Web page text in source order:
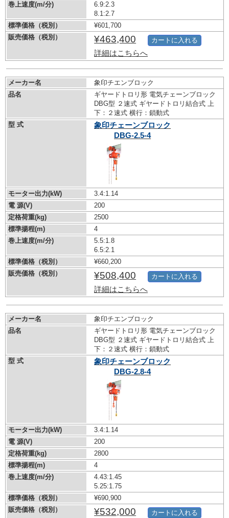
巻上速度(m/分)
6.9:2.3
8.1:2.7
標準価格（税別）
¥601,700
販売価格（税別）
¥463,400
詳細はこちらへ
カートに入れる
メーカー名
象印チエンブロック
品名
ギヤードトロリ形 電気チェーンブロック
DBG型 ２速式 ギヤードトロリ結合式 上
下：２速式 横行：鎖動式
型 式
象印チェーンブロック
DBG-2.5-4
モーター出力(kW)
3.4:1.14
電 源(V)
200
定格荷重(kg)
2500
標準揚程(m)
4
巻上速度(m/分)
5.5:1.8
6.5:2.1
標準価格（税別）
¥660,200
販売価格（税別）
¥508,400
詳細はこちらへ
カートに入れる
メーカー名
象印チエンブロック
品名
ギヤードトロリ形 電気チェーンブロック
DBG型 ２速式 ギヤードトロリ結合式 上
下：２速式 横行：鎖動式
型 式
象印チェーンブロック
DBG-2.8-4
モーター出力(kW)
3.4:1.14
電 源(V)
200
定格荷重(kg)
2800
標準揚程(m)
4
巻上速度(m/分)
4.43:1.45
5.25:1.75
標準価格（税別）
¥690,900
販売価格（税別）
¥532,000 カートに入れる